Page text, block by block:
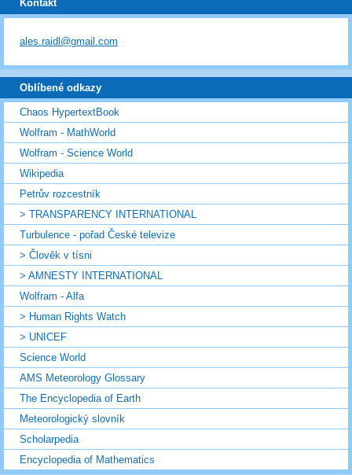
Kontakt
ales.raidl@gmail.com
Oblíbené odkazy
Chaos HypertextBook
Wolfram - MathWorld
Wolfram - Science World
Wikipedia
Petrův rozcestník
> TRANSPARENCY INTERNATIONAL
Turbulence - pořad České televize
> Člověk v tísni
> AMNESTY INTERNATIONAL
Wolfram - Alfa
> Human Rights Watch
> UNICEF
Science World
AMS Meteorology Glossary
The Encyclopedia of Earth
Meteorologický slovník
Scholarpedia
Encyclopedia of Mathematics